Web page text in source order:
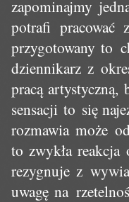
zapominajmy
potrafi
przygotowany to
dziennikarz z
pracą
sensacji to się
rozmawia może
to zwykła reakcja
rezygnuje z
uwagę na